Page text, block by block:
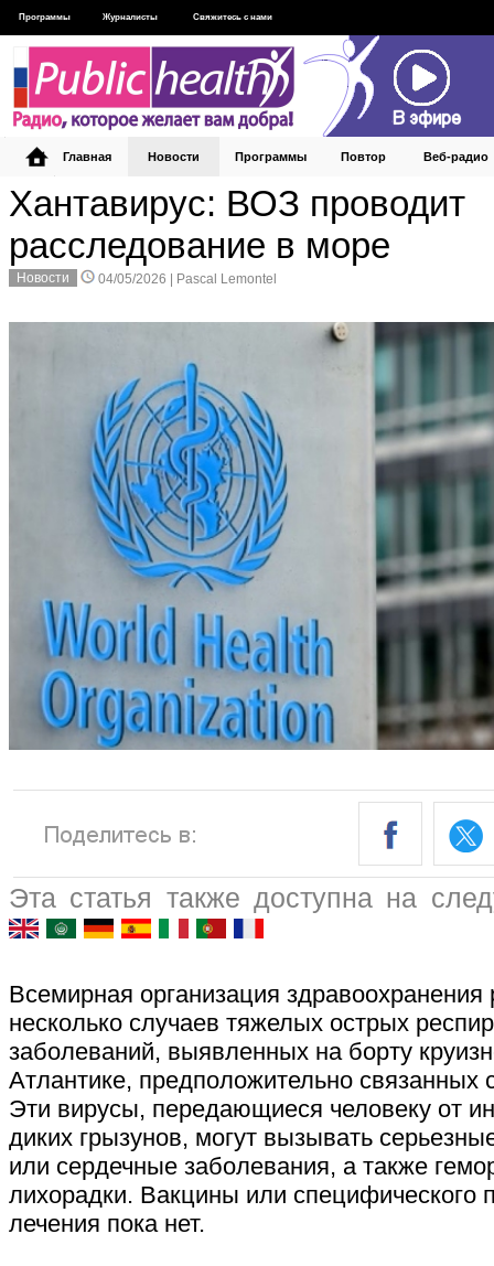
Хантавирус: ВОЗ проводит
расследование в море
Новости 04/05/2026 | Pascal Lemontel
Эта статья также доступна на
Всемирная организация здравоохранения
несколько случаев тяжелых острых
заболеваний, выявленных на борту
Атлантике, предположительно связанных
Эти вирусы, передающиеся человеку от
диких грызунов, могут вызывать
или сердечные заболевания, а также
лихорадки. Вакцины или специфического
лечения пока нет.
Программы Журналисты Свяжитесь с нами
Главная Новости Программы Повтор Веб‑радио